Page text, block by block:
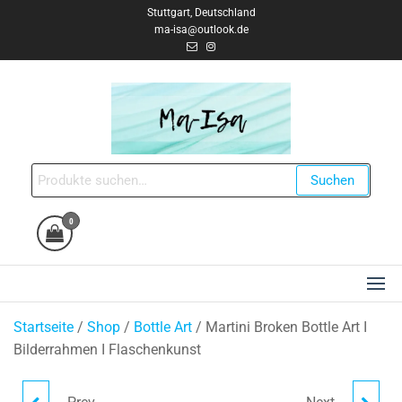
Stuttgart, Deutschland
ma-isa@outlook.de
Ma-Isa CreatesHandgemacht & Einzigartig
Suche
nach:
Suchen
0
Startseite / Shop / Bottle Art / Martini Broken Bottle Art I
Bilderrahmen I Flaschenkunst